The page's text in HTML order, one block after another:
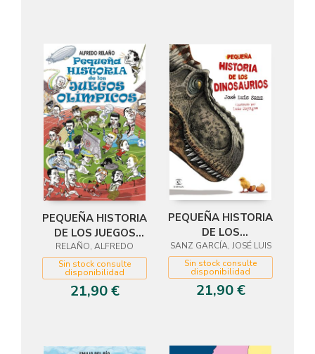
PEQUEÑA HISTORIA
DE LOS JUEGOS
OLÍMPICOS
RELAÑO, ALFREDO
Sin stock consulte
disponibilidad
21,90 €
PEQUEÑA HISTORIA
DE LOS
DINOSAURIOS
SANZ GARCÍA, JOSÉ LUIS
Sin stock consulte
disponibilidad
21,90 €